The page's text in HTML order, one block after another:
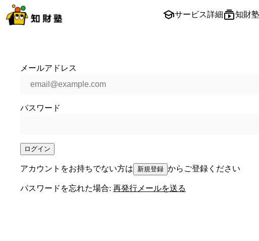
サービス詳細 知財
メールアドレス
パスワード
ログイン
アカウントをお持ちでない方は 新規登録 からご登録ください
パスワードを忘れた場合: 再発行メールを送る